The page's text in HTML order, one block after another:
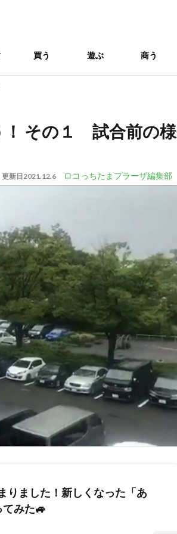
買う 遊ぶ 商う
！ その１ 試合前の様
更新日2021.12.6 ロコっちたまプラーザ編集部
りました！新しくなった「あ
みた🚙